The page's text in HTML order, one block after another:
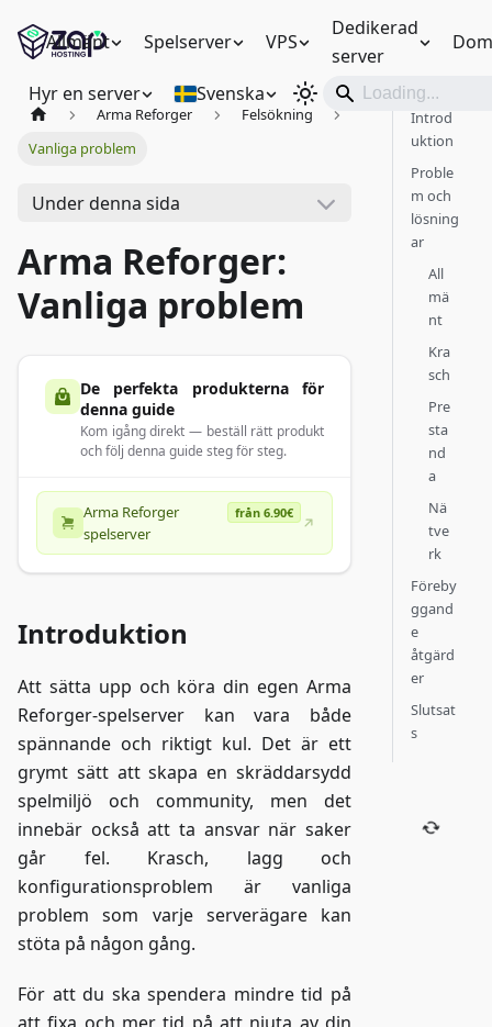
Allmänt Spelserver VPS
Dedikerad
server
Hyr en server Svenska
Arma Reforger
Felsökning
Vanliga problem
Under denna sida
Arma Reforger:
Vanliga problem
De perfekta produkterna för
denna guide
Kom igång direkt — beställ rätt produkt
och följ denna guide steg för steg.
Arma Reforger
spelserver
från 6.90€
Introduktion
Att sätta upp och köra din egen Arma
Reforger-spelserver kan vara både
spännande och riktigt kul. Det är ett
grymt sätt att skapa en skräddarsydd
spelmiljö och community, men det
innebär också att ta ansvar när saker
går fel. Krasch, lagg och
konfigurationsproblem är vanliga
problem som varje serverägare kan
stöta på någon gång.
För att du ska spendera mindre tid på
Introd
uktion
Proble
m och
lösning
ar
All
mä
nt
Kra
sch
Pre
sta
nd
a
Nä
tve
rk
Föreby
ggand
e
åtgärd
er
Slutsat
s